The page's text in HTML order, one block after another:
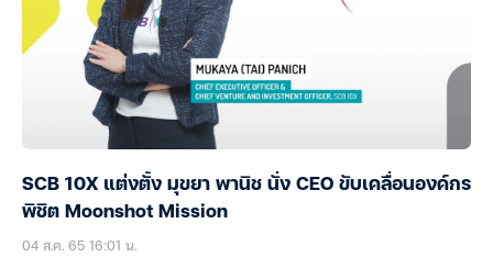
SCB 10X แต่งตั้ง มุขยา พานิช นั่ง CEO ขับเคลื่อนองค์กร
พิชิต Moonshot Mission
04 ส.ค. 65 16:01 น.